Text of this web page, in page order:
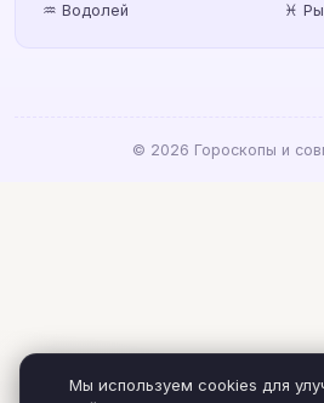
♒ Водолей ♓
© 2026 Гороскопы и
Мы используем cookies для